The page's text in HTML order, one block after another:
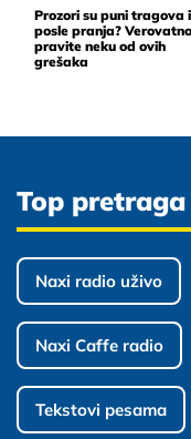
Prozori su puni tragova i
posle pranja? Verovatno
pravite neku od ovih
grešaka
Top
Naxi radio uživo
Naxi Caffe radio
Tekstovi pesama